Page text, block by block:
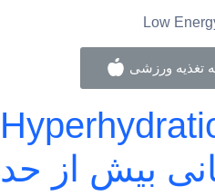
تغذیه ورزشی
بیش از حد